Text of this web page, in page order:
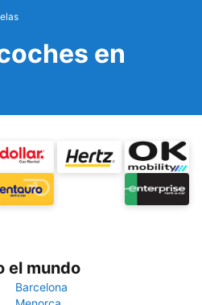
en
el mundo
Barcelona